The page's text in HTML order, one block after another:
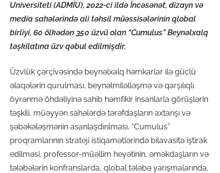
Universiteti (ADMİU), 2022-ci ildə İncəsənət, dizayn və
media sahələrində ali təhsil müəssisələrinin qlobal
birliyi, 60 ölkədən 350 üzvü olan “Cumulus” Beynəlxalq
təşkilatına üzv qəbul edilmişdir.
Üzvlük çərçivəsində beynəlxalq həmkarlar ilə güclü
əlaqələrin qurulması, beynəlmiləlləşmə və qarşılıqlı
öyrənmə öhdəliyinə sahib həmfikir insanlarla görüşlərin
təşkili, müəyyən sahələrdə tərəfdaşların axtarışı və
şəbəkələşmənin asanlaşdırılması, “Cumulus”
proqramlarının strateji istiqamətlərində bilavasitə iştirak
edilməsi, professor-müəllim heyətinin, əməkdaşların və
tələbələrin konfranslarda, qlobal tələbə yarışmalarında,